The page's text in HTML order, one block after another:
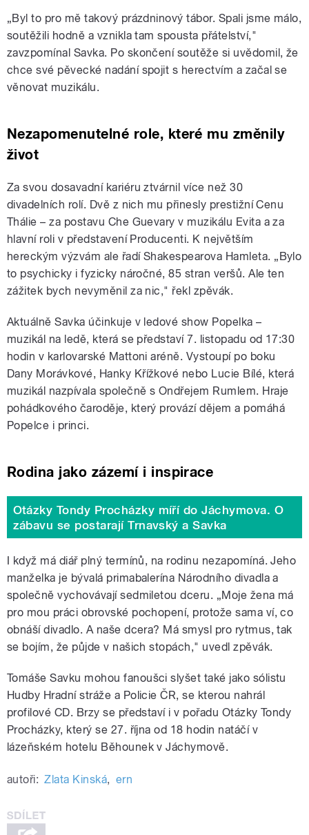
„Byl to pro mě takový prázdninový tábor. Spali jsme málo,
soutěžili hodně a vznikla tam spousta přátelství,"
zavzpomínal Savka. Po skončení soutěže si uvědomil, že
chce své pěvecké nadání spojit s herectvím a začal se
věnovat muzikálu.
Nezapomenutelné role, které mu změnily
život
Za svou dosavadní kariéru ztvárnil více než 30
divadelních rolí. Dvě z nich mu přinesly prestižní Cenu
Thálie – za postavu Che Guevary v muzikálu Evita a za
hlavní roli v představení Producenti. K největším
hereckým výzvám ale řadí Shakespearova Hamleta. „Bylo
to psychicky i fyzicky náročné, 85 stran veršů. Ale ten
zážitek bych nevyměnil za nic," řekl zpěvák.
Aktuálně Savka účinkuje v ledové show Popelka –
muzikál na ledě, která se představí 7. listopadu od 17:30
hodin v karlovarské Mattoni aréně. Vystoupí po boku
Dany Morávkové, Hanky Křížkové nebo Lucie Bílé, která
muzikál nazpívala společně s Ondřejem Rumlem. Hraje
pohádkového čaroděje, který provází dějem a pomáhá
Popelce i princi.
Rodina jako zázemí i inspirace
Otázky Tondy Procházky míří do Jáchymova. O
zábavu se postarají Trnavský a Savka
I když má diář plný termínů, na rodinu nezapomíná. Jeho
manželka je bývalá primabalerína Národního divadla a
společně vychovávají sedmiletou dceru. „Moje žena má
pro mou práci obrovské pochopení, protože sama ví, co
obnáší divadlo. A naše dcera? Má smysl pro rytmus, tak
se bojím, že půjde v našich stopách," uvedl zpěvák.
Tomáše Savku mohou fanoušci slyšet také jako sólistu
Hudby Hradní stráže a Policie ČR, se kterou nahrál
profilové CD. Brzy se představí i v pořadu Otázky Tondy
Procházky, který se 27. října od 18 hodin natáčí v
lázeňském hotelu Běhounek v Jáchymově.
autoři: Zlata Kinská, ern